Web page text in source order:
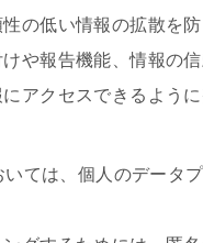
の低い情報の拡散を防
や報告機能、情報の
アクセスできるように
ては、個人のデータ